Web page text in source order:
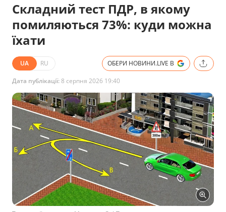
Складний тест ПДР, в якому
помиляються 73%: куди можна
їхати
UA RU ОБЕРИ НОВИНИ.LIVE В
Дата публікації:8 серпня 2026 19:40